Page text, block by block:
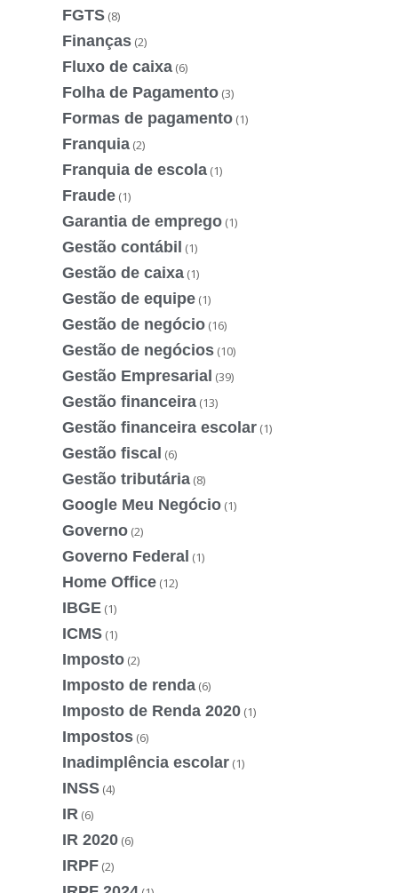
FGTS (8)
Finanças (2)
Fluxo de caixa (6)
Folha de Pagamento (3)
Formas de pagamento (1)
Franquia (2)
Franquia de escola (1)
Fraude (1)
Garantia de emprego (1)
Gestão contábil (1)
Gestão de caixa (1)
Gestão de equipe (1)
Gestão de negócio (16)
Gestão de negócios (10)
Gestão Empresarial (39)
Gestão financeira (13)
Gestão financeira escolar (1)
Gestão fiscal (6)
Gestão tributária (8)
Google Meu Negócio (1)
Governo (2)
Governo Federal (1)
Home Office (12)
IBGE (1)
ICMS (1)
Imposto (2)
Imposto de renda (6)
Imposto de Renda 2020 (1)
Impostos (6)
Inadimplência escolar (1)
INSS (4)
IR (6)
IR 2020 (6)
IRPF (2)